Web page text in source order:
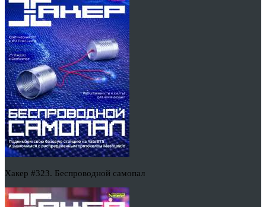
Хакер #323. Беспроводной самопал